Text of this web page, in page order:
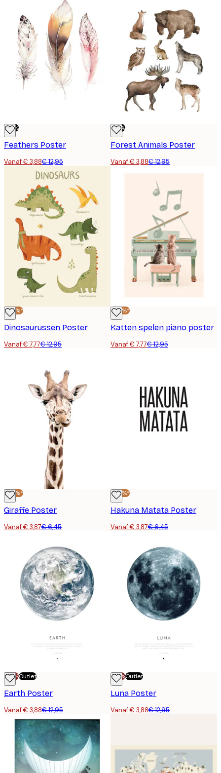
-70%
Feathers Poster
Vanaf € 3,88€ 12,95
-70%
Forest Animals Poster
Vanaf € 3,88€ 12,95
-40%*
Dinosaurussen Poster
Vanaf € 7,77€ 12,95
-40%*
Katten spelen piano poster
Vanaf € 7,77€ 12,95
-40%*
Giraffe Poster
Vanaf € 3,87€ 6,45
-40%*
Hakuna Matata Poster
Vanaf € 3,87€ 6,45
-70%Outlet
Earth Poster
Vanaf € 3,88€ 12,95
-70%Outlet
Luna Poster
Vanaf € 3,88€ 12,95